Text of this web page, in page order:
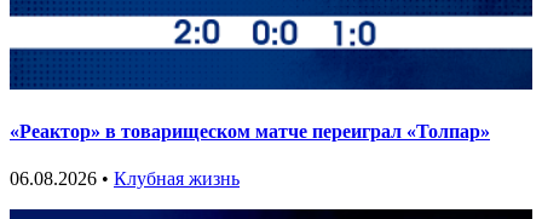
«Реактор» в товарищеском матче переиграл «Толпар»
06.08.2026 • Клубная жизнь